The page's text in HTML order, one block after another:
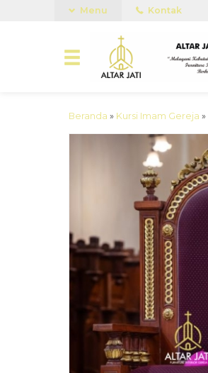
Menu Kontak
Beranda » Kursi Imam Gereja »